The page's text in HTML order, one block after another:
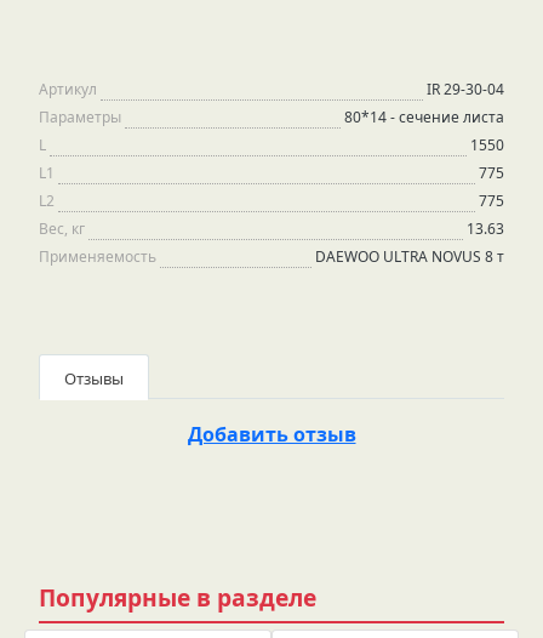
Артикул
IR 29-30-04
Параметры
80*14 - сечение листа
L
1550
L1
775
L2
775
Вес, кг
13.63
Применяемость
DAEWOO ULTRA NOVUS 8 т
Отзывы
Добавить отзыв
Популярные в разделе